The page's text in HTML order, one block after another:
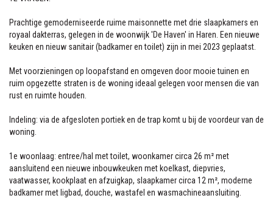
Prachtige gemoderniseerde ruime maisonnette met drie slaapkamers en
royaal dakterras, gelegen in de woonwijk 'De Haven' in Haren. Een nieuwe
keuken en nieuw sanitair (badkamer en toilet) zijn in mei 2023 geplaatst.
Met voorzieningen op loopafstand en omgeven door mooie tuinen en
ruim opgezette straten is de woning ideaal gelegen voor mensen die van
rust en ruimte houden.
Indeling: via de afgesloten portiek en de trap komt u bij de voordeur van de
woning.
1e woonlaag: entree/hal met toilet, woonkamer circa 26 m² met
aansluitend een nieuwe inbouwkeuken met koelkast, diepvries,
vaatwasser, kookplaat en afzuigkap, slaapkamer circa 12 m², moderne
badkamer met ligbad, douche, wastafel en wasmachineaansluiting.